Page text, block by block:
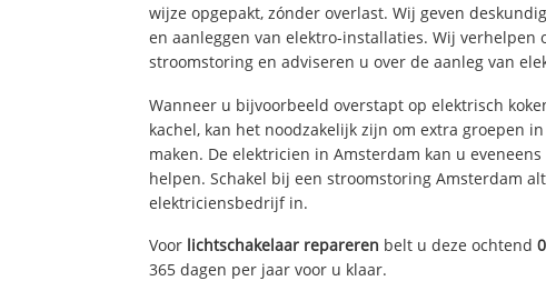
wijze opgepakt, zónder overlast. Wij geven
en aanleggen van elektro-installaties. Wij verhelpen
stroomstoring en adviseren u over de aanleg van
Wanneer u bijvoorbeeld overstapt op elektrisch
kachel, kan het noodzakelijk zijn om extra groepen
maken. De elektricien in Amsterdam kan u
helpen. Schakel bij een stroomstoring Amsterdam
elektriciensbedrijf in.
Voor lichtschakelaar repareren belt u deze ochtend
365 dagen per jaar voor u klaar.